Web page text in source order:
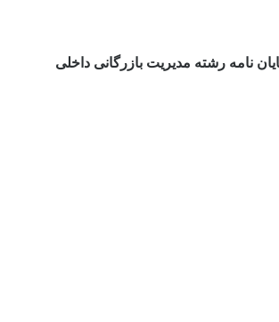
نامه رشته مدیریت بازرگانی داخلی